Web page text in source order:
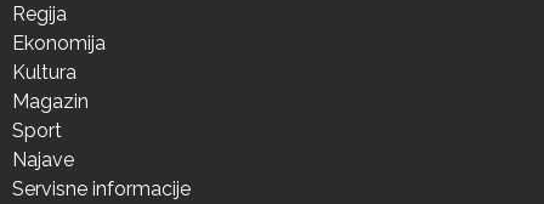
Regija
Ekonomija
Kultura
Magazin
Sport
Najave
Servisne informacije